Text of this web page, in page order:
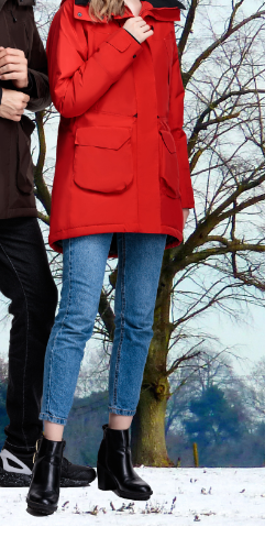
覽以下網址：
定代理人或監護人之同意方可使用
申辦者引起之損失，本公司不負相關責
將依據個別帳號之用戶狀況，依本公司即
有額度不足之情形，本公司將視審查結果
他人資訊註冊。若發現惡意使用之情形，
該用戶之使用額度並採取法律行動。
)免運費
)免運費